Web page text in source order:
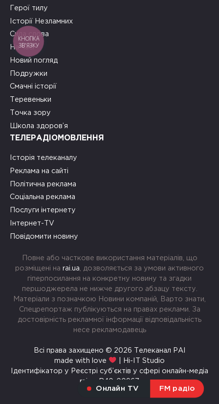
Онлайн TV FM радіо
Герої тилу
Історії Незламних
Сила слова
На часі
Новий погляд
Подружки
Смачні історії
Теревеньки
Точка зору
Школа здоров’я
ТЕЛЕРАДІОМОВЛЕННЯ
Історія телеканалу
Реклама на сайті
Політична реклама
Соціальна реклама
Послуги інтернету
Інтернет-TV
Повідомити новину
Повне або часткове використання матеріалів, що
розміщені на rai.ua , дозволяється за умови активного
гіперпосилання на конкретну новину та згадки
першоджерела не нижче другого абзацу тексту.
Матеріали з позначкою Новини компаній, Варто знати,
Спецрепортаж публікуються на правах реклами. За
достовірність рекламної інформації відповідальність
несе рекламодавець
Всі права захищено © 2026 Телеканал РАІ
made with love
| Hi-IT Studio
Ідентифікатор у Реєстрі суб’єктів у сфері онлайн-медіа
rai.ua R40-00967
КНОПКА
ЗВ'ЯЗКУ